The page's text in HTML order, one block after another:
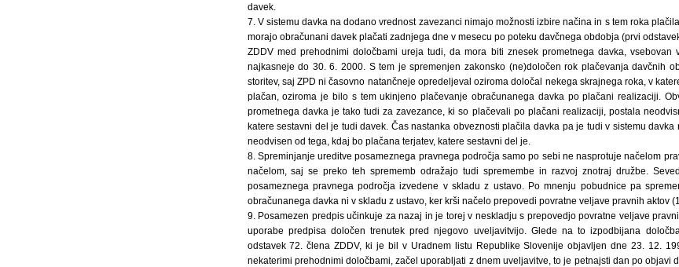
davek.
7. V sistemu davka na dodano vrednost zavezanci nimajo možnosti izbire načina in s tem roka
morajo obračunani davek plačati zadnjega dne v mesecu po poteku davčnega obdobja (prvi
ZDDV med prehodnimi določbami ureja tudi, da mora biti znesek prometnega davka, vsebovan
najkasneje do 30. 6. 2000. S tem je spremenjen zakonsko (ne)določen rok plačevanja davčnih
storitev, saj ZPD ni časovno natančneje opredeljeval oziroma določal nekega skrajnega roka, v
plačan, oziroma je bilo s tem ukinjeno plačevanje obračunanega davka po plačani realizaciji.
prometnega davka je tako tudi za zavezance, ki so plačevali po plačani realizaciji, postala
katere sestavni del je tudi davek. Čas nastanka obveznosti plačila davka pa je tudi v sistemu davka
neodvisen od tega, kdaj bo plačana terjatev, katere sestavni del je.
8. Spreminjanje ureditve posameznega pravnega področja samo po sebi ne nasprotuje načelom
načelom, saj se preko teh sprememb odražajo tudi spremembe in razvoj znotraj družbe.
posameznega pravnega področja izvedene v skladu z ustavo. Po mnenju pobudnice pa
obračunanega davka ni v skladu z ustavo, ker krši načelo prepovedi povratne veljave pravnih aktov
9. Posamezen predpis učinkuje za nazaj in je torej v neskladju s prepovedjo povratne veljave
uporabe predpisa določen trenutek pred njegovo uveljavitvijo. Glede na to izpodbijana
odstavek 72. člena ZDDV, ki je bil v Uradnem listu Republike Slovenije objavljen dne 23. 12.
nekaterimi prehodnimi določbami, začel uporabljati z dnem uveljavitve, to je petnajsti dan po objavi